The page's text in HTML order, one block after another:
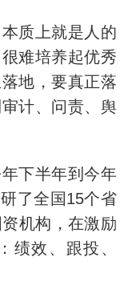
质上就是人的
难培养起优秀
地，要真正落
计、问责、舆
下半年到今年
了全国15个省
机构，在激励
绩效、跟投、